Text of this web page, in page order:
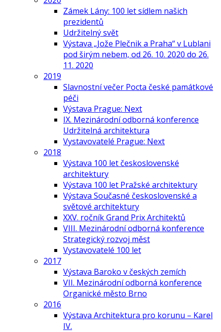
Zámek Lány: 100 let sídlem našich
prezidentů
Udržitelný svět
Výstava „Jože Plečnik a Praha“ v Lublani
pod širým nebem, od 26. 10. 2020 do 26.
11. 2020
2019
Slavnostní večer Pocta české památkové
péči
Výstava Prague: Next
IX. Mezinárodní odborná konference
Udržitelná architektura
Vystavovatelé Prague: Next
2018
Výstava 100 let československé
architektury
Výstava 100 let Pražské architektury
Výstava Současné československé a
světové architektury
XXV. ročník Grand Prix Architektů
VIII. Mezinárodní odborná konference
Strategický rozvoj měst
Vystavovatelé 100 let
2017
Výstava Baroko v českých zemích
VII. Mezinárodní odborná konference
Organické město Brno
2016
Výstava Architektura pro korunu – Karel
IV.